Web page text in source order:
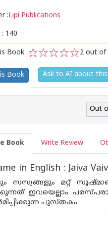
:Lipi Publications
140
Book :
5
4
3
2
1
2 out of
Book Ask to AI about
Out
Book Write Review
in English : Jaiva
സസ്യങ്ങളും മറ്റ്
ഇവയെല്ലാം
പുസ്തകം